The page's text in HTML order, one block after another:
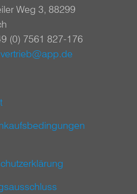
Weg 3, 88299
(0) 7561 827-176
vertrieb@app.de